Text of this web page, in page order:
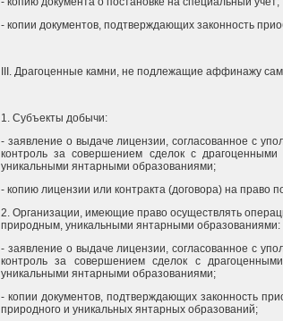
- копии документов, подтверждающих законность
III. Драгоценные камни, не подлежащие аффинажу
1. Субъекты добычи:
- заявление о выдаче лицензии, согласованное с
контроль за совершением сделок с
уникальными янтарными образованиями;
- копию лицензии или контракта (договора) на право
2. Организации, имеющие право осуществлять
природным, уникальными янтарными образованиями:
- заявление о выдаче лицензии, согласованное с
контроль за совершением сделок с
уникальными янтарными образованиями;
- копии документов, подтверждающих законность
природного и уникальных янтарных образований;